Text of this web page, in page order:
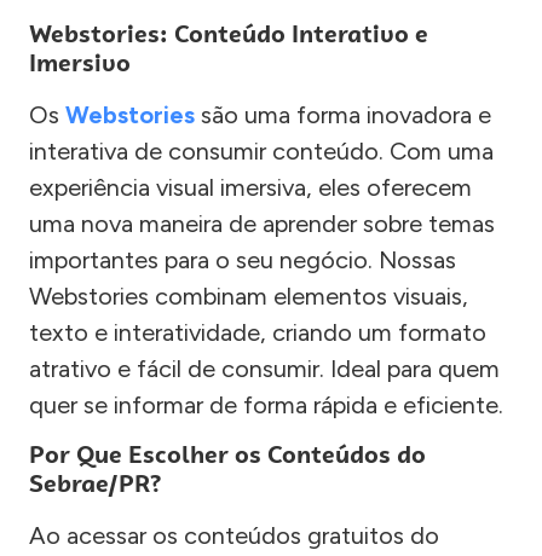
Webstories: Conteúdo Interativo e
Imersivo
Os Webstories são uma forma inovadora e
interativa de consumir conteúdo. Com uma
experiência visual imersiva, eles oferecem
uma nova maneira de aprender sobre temas
importantes para o seu negócio. Nossas
Webstories combinam elementos visuais,
texto e interatividade, criando um formato
atrativo e fácil de consumir. Ideal para quem
quer se informar de forma rápida e eficiente.
Por Que Escolher os Conteúdos do
Sebrae/PR?
Ao acessar os conteúdos gratuitos do